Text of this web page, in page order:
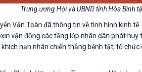
Trung ương Hội và UBND tỉnh Hòa Bình
Văn Toàn đã thông tin về tình hình kinh
vận động các tầng lớp nhân dân phát
nạn nhân chiến thắng bệnh tật; tổ